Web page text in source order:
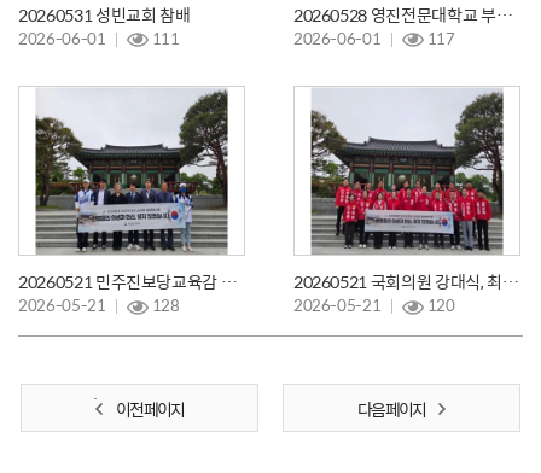
20260531 성빈교회 참배
2026-06-01 111
20260528 영진전문대학교 부사관학군단 참배
2026-06-01 117
20260521 민주진보당교육감 임성무후보 참배
2026-05-21 128
20260521 국회의원 강대식, 최은석 제9회 지방선거 합동참배
2026-05-21 120
이전 페이지 다음 페이지